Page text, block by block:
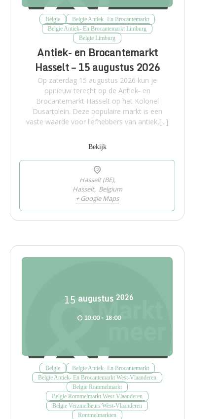
Belgie
Belgie Antiek- En Brocantemarkt
Belgie Antiek- En Brocantemarkt Limburg
Belgie Limburg
Antiek- en Brocantemarkt
Hasselt – 15 augustus 2026
Op zaterdag 15 augustus 2026 kun je
opnieuw terecht op de Antiek- en
Brocantemarkt Hasselt op het Kolonel
Dusartplein. Deze populaire markt is een
vaste waarde voor liefhebbers van antiek,[...]
Bekijk
Hasselt (BE),
Hasselt, Belgium
+ Google Maps
15 augustus 2026
10:00 - 18:00
Belgie
Belgie Antiek- En Brocantemarkt
Belgie Antiek- En Brocantemarkt West-Vlaanderen
Belgie Rommelmarkt
Belgie Rommelmarkt West-Vlaanderen
Belgie Verzmelbeurs West-Vlaanderen
Rommelmarkten